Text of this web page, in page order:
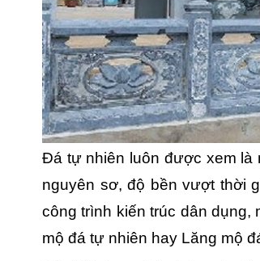
Đá tự nhiên luôn được xem là
nguyên sơ, độ bền vượt thời
công trình kiến trúc dân dụng,
mộ đá tự nhiên hay Lăng mộ